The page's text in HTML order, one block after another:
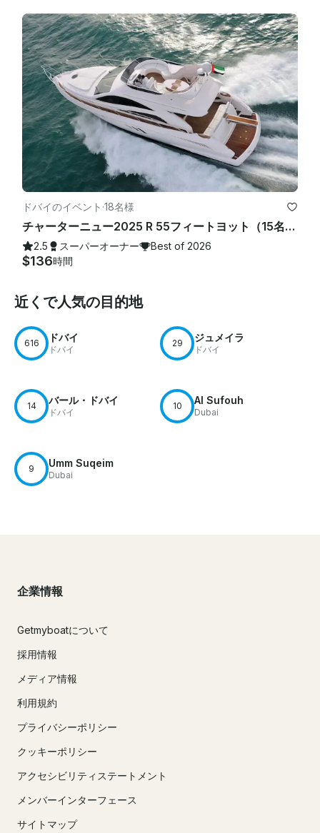
ドバイのイベント ·18名様
チャーターニュー2025 R 55フィートヨット（15名様用）ドバイマリーナでのベストオファー
2.5 スーパーオーナー Best of 2026
$136時間
近くで人気の目的地
616 ドバイ
ドバイ
29 ジュメイラ
ドバイ
14 バール・ドバイ
ドバイ
10 Al Sufouh
Dubai
9 Umm Suqeim
Dubai
企業情報
Getmyboatについて
採用情報
メディア情報
利用規約
プライバシーポリシー
クッキーポリシー
アクセシビリティステートメント
メンバーインターフェース
サイトマップ